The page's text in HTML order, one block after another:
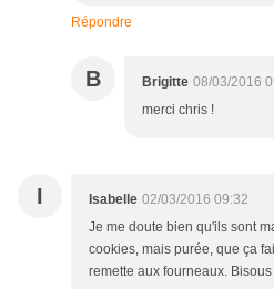
Répondre
B Brigitte 08/03/2016
merci chris !
I Isabelle 02/03/2016 09:32
Je me doute bien qu'ils sont
cookies, mais purée, que ça
remette aux fourneaux. Bisous